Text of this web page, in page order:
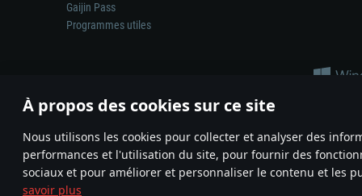
À propos des cookies sur ce site
Nous utilisons les cookies pour collecter et analyser des
performances et l'utilisation du site, pour fournir des
sociaux et pour améliorer et personnaliser le contenu et les
savoir plus
Gaijin Pass
Programmes utiles
La représentation d’une arme ou d’un véhicule réel dans ce jeu
© 2011—2026 Gaijin Games Kft. All trademarks, logos and brand
Termes et conditions